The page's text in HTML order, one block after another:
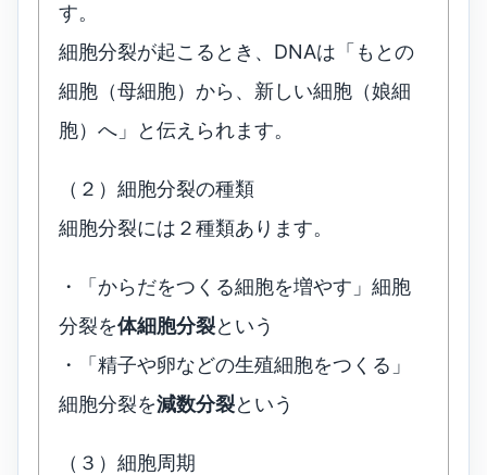
す。
細胞分裂が起こるとき、DNAは「もとの
細胞（母細胞）から、新しい細胞（娘細
胞）へ」と伝えられます。
（２）細胞分裂の種類
細胞分裂には２種類あります。
・「からだをつくる細胞を増やす」細胞
分裂を体細胞分裂という
・「精子や卵などの生殖細胞をつくる」
細胞分裂を減数分裂という
（３）細胞周期